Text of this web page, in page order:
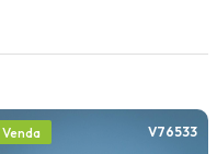
Venda V76533